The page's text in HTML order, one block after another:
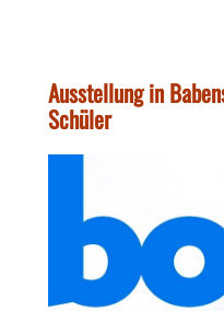
Ausstellung in
Schüler